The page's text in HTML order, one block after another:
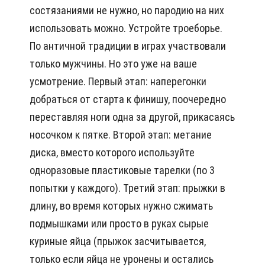
состязаниями не нужно, но пародию на них
использовать можно. Устройте троеборье.
По античной традиции в играх участвовали
только мужчины. Но это уже на ваше
усмотрение. Первый этап: наперегонки
добраться от старта к финишу, поочередно
переставляя ноги одна за другой, прикасаясь
носочком к пятке. Второй этап: метание
диска, вместо которого используйте
одноразовые пластиковые тарелки (по 3
попытки у каждого). Третий этап: прыжки в
длину, во время которых нужно сжимать
подмышками или просто в руках сырые
куриные яйца (прыжок засчитывается,
только если яйца не уронены и остались